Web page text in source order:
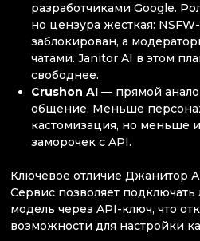
разработчиками Google.
но цензура жесткая:
заблокирован, а
чатами. Janitor AI в этом
свободнее.
Crushon AI— прямой
общение. Меньше
кастомизация, но меньше
заморочек с API.
Ключевое отличие Джанитор
Сервис позволяет
модель через API-ключ, что
возможности для настройки